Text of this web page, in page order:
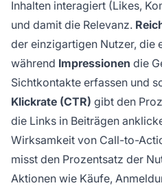
Inhalten interagiert (Likes,
und damit die Relevanz.
der einzigartigen Nutzer, die
während Impressionen die
Sichtkontakte erfassen und
Klickrate (CTR) gibt den
die Links in Beiträgen
Wirksamkeit von Call-to-
misst den Prozentsatz der
Aktionen wie Käufe,